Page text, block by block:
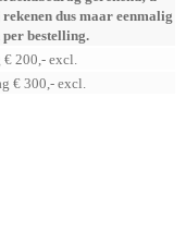
dus maar eenmalig
per bestelling.
€ 200,- excl.
€ 300,- excl.